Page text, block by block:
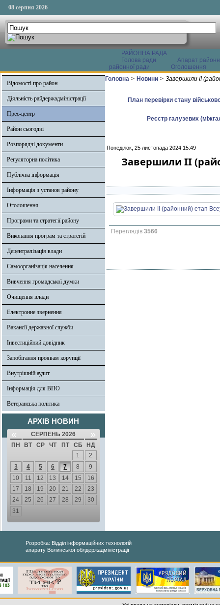
08 серпня 2026
РАЙОННА РАДА
Голова ради
Апарат
районної ради
Оголошення
Відомості про район
Діяльність райдержадміністрації
Прес-центр
Район сьогодні
Розпорядчі документи
Регуляторна політика
Публічна інформація
Інформація з установ району
Оголошення
Програми та стратегії району
Виконання програм та стратегій
Децентралізація влади
Самоорганізація населення
Вивчення громадської думки
Очищення влади
Електронне звернення
Вакансії державної служби
Інвестиційний довідник
Запобігання проявам корупції
Внутрішній аудит
Інформація для ВПО
Ветеранська політика
АРХІВ НОВИН
« СЕРПЕНЬ 2026 »
ПН ВТ СР ЧТ ПТ СБ
НД
1
2
3
4 5 6 7 8
9
10
11 12 13 14 15
16
17
18 19 20 21 22
23
24
25 26 27 28 29
30
31
Головна > Новини > Завершили ІІ
План перевірки стану
Реєстр галузевих
Понеділок, 25 листопада 2024 15:49
Завершили ІІ
Переглядів 3566
Розробка: Відділ інформаційних технологій
апарату Волинської облдержадміністрації